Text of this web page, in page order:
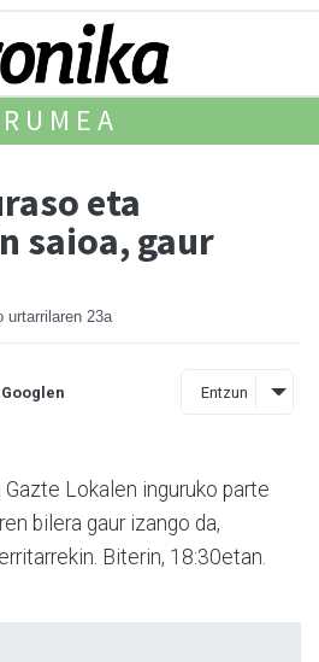
eta
saioa, gaur
urtarrilaren 23a
Entzun
Gazte Lokalen inguruko parte
bilera gaur izango da,
Biterin, 18:30etan.